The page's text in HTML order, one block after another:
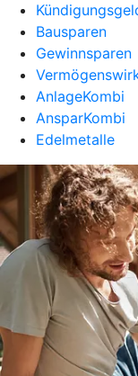
Bausparen
Gewinnsparen
AnlageKombi
AnsparKombi
Edelmetalle